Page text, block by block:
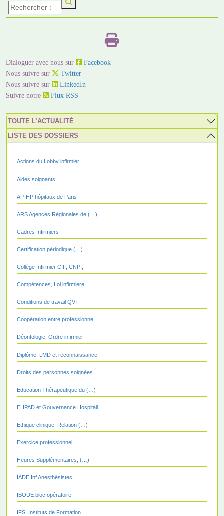
Dialoguer avec nous sur
Facebook
Nous suivre sur
Twitter
Nous suivre sur
LinkedIn
Suivre notre
Flux RSS
TOUTE L’ACTUALITÉ
LISTE DES DOSSIERS
Actions du Lobby infirmier
Aides soignants
AP-HP hôpitaux de Paris
ARS Agences Régionales de (…)
Cadres Infirmiers
Certification périodique (…)
Collège Infirmier CIF, CNPI,
Compétences, Loi infirmière,
Conditions de travail QVT
Coopération entre professionne
Déontologie, Ordre infirmier
Diplôme, LMD et reconnaissance
Droits des personnes soignées
Education Thérapeutique du (…)
EHPAD et Gouvernance Hospitali
Ethique clinique, Relation (…)
Exercice professionnel
Heures Supplémentaires, (…)
IADE Inf Anesthésistes
IBODE bloc opératoire
IFSI Instituts de Formation